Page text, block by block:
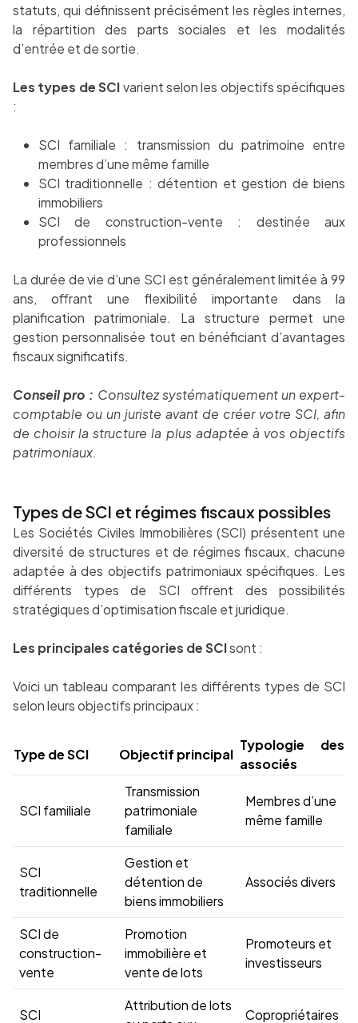
statuts, qui définissent précisément les règles internes,
la répartition des parts sociales et les modalités
d’entrée et de sortie.
Les types de SCIvarient selon les objectifs spécifiques
:
SCI familiale : transmission du patrimoine entre
membres d’une même famille
SCI traditionnelle : détention et gestion de biens
immobiliers
SCI de construction-vente : destinée aux
professionnels
La durée de vie d’une SCI est généralement limitée à 99
ans, offrant une flexibilité importante dans la
planification patrimoniale. La structure permet une
gestion personnalisée tout en bénéficiant d’avantages
fiscaux significatifs.
Conseil pro : Consultez systématiquement un expert-
comptable ou un juriste avant de créer votre SCI, afin
de choisir la structure la plus adaptée à vos objectifs
patrimoniaux.
Types de SCI et régimes fiscaux possibles
Les Sociétés Civiles Immobilières (SCI) présentent une
diversité de structures et de régimes fiscaux, chacune
adaptée à des objectifs patrimoniaux spécifiques. Les
différents types de SCI offrent des possibilités
stratégiques d’optimisation fiscale et juridique.
Les principales catégories de SCIsont :
Voici un tableau comparant les différents types de SCI
selon leurs objectifs principaux :
Type de SCI Objectif principal
Typologie des
associés
SCI familiale
Transmission
patrimoniale
familiale
Membres d’une
même famille
SCI
traditionnelle
Gestion et
détention de
biens immobiliers
Associés divers
SCI de
construction-
vente
Promotion
immobilière et
vente de lots
Promoteurs et
investisseurs
SCI
Attribution de lots
Copropriétaires